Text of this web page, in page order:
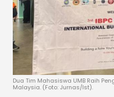
Dua Tim Mahasiswa UMB Raih
Malaysia. (Foto: Jurnas/Ist).